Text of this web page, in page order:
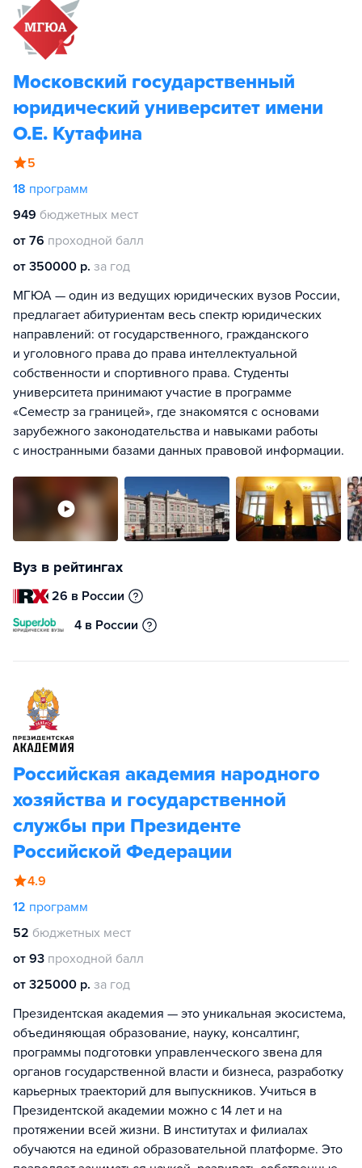
Московский государственный
юридический университет имени
О.Е. Кутафина
5
18 программ
949 бюджетных мест
от 76 проходной балл
от 350000 р. за год
МГЮА — один из ведущих юридических вузов России,
предлагает абитуриентам весь спектр юридических
направлений: от государственного, гражданского
и уголовного права до права интеллектуальной
собственности и спортивного права. Студенты
университета принимают участие в программе
«Семестр за границей», где знакомятся с основами
зарубежного законодательства и навыками работы
с иностранными базами данных правовой информации.
Вуз в рейтингах
26 в России
4 в России
Российская академия народного
хозяйства и государственной
службы при Президенте
Российской Федерации
4.9
12 программ
52 бюджетных мест
от 93 проходной балл
от 325000 р. за год
Президентская академия — это уникальная экосистема,
объединяющая образование, науку, консалтинг,
программы подготовки управленческого звена для
органов государственной власти и бизнеса, разработку
карьерных траекторий для выпускников. Учиться в
Президентской академии можно с 14 лет и на
протяжении всей жизни. В институтах и филиалах
обучаются на единой образовательной платформе. Это